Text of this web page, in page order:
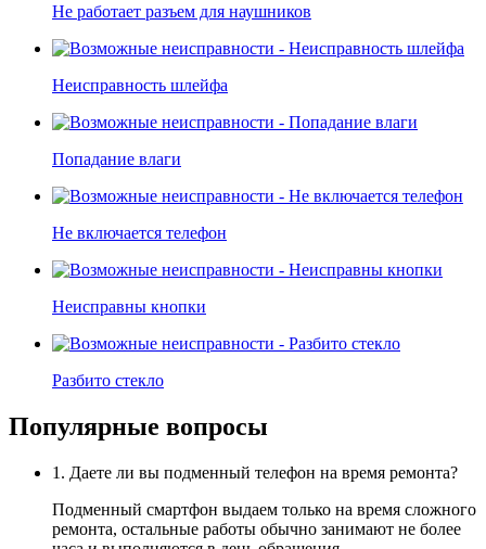
Не работает разъем для наушников
Неисправность шлейфа
Попадание влаги
Не включается телефон
Неисправны кнопки
Разбито стекло
Популярные вопросы
1. Даете ли вы подменный телефон на время ремонта?
Подменный смартфон выдаем только на время сложного
ремонта, остальные работы обычно занимают не более